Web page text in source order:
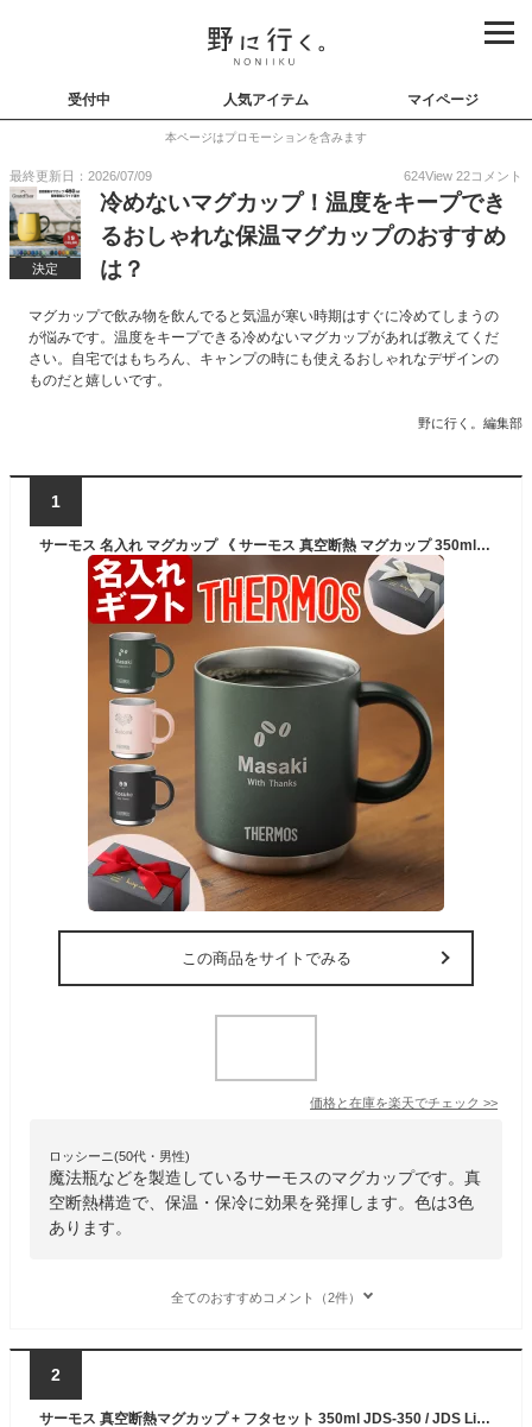
受付中 人気アイテム マイページ
本ページはプロモーションを含みます
最終更新日：2026/07/09 624View 22コメント
決定
冷めないマグカップ！温度をキープでき
るおしゃれな保温マグカップのおすすめ
は？
マグカップで飲み物を飲んでると気温が寒い時期はすぐに冷めてしまうの
が悩みです。温度をキープできる冷めないマグカップがあれば教えてくだ
さい。自宅ではもちろん、キャンプの時にも使えるおしゃれなデザインの
ものだと嬉しいです。
野に行く。編集部
1
サーモス 名入れ マグカップ 《 サーモス 真空断熱 マグカップ 350ml 》 JDS-351 THERMOS お誕生日 還暦祝い プレゼント 最短 女性 男性 退職祝い 還暦祝い
この商品をサイトでみる
価格と在庫を楽天でチェック >>
ロッシーニ(50代・男性)
魔法瓶などを製造しているサーモスのマグカップです。真
空断熱構造で、保温・保冷に効果を発揮します。色は3色
あります。
全てのおすすめコメント（2件）
2
サーモス 真空断熱マグカップ + フタセット 350ml JDS-350 / JDS Lid(M) ｜ THERMOS 保温 マグ 保冷 おしゃれ フタ付 蓋付き スタッキング 重ねられる ステンレス製